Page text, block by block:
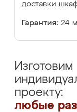
доставки
Гарантия: 24
Изготовим
проекту:
любые